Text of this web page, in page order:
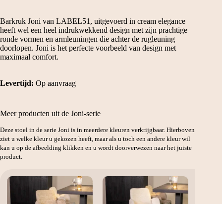
Barkruk Joni van LABEL51, uitgevoerd in cream elegance
heeft wel een heel indrukwekkend design met zijn prachtige
ronde vormen en armleuningen die achter de rugleuning
doorlopen. Joni is het perfecte voorbeeld van design met
maximaal comfort.
Levertijd: Op aanvraag
Meer producten uit de Joni-serie
Deze stoel in de serie Joni is in meerdere kleuren verkrijgbaar. Hierboven
ziet u welke kleur u gekozen heeft, maar als u toch een andere kleur wil
kan u op de afbeelding klikken en u wordt doorverwezen naar het juiste
product.